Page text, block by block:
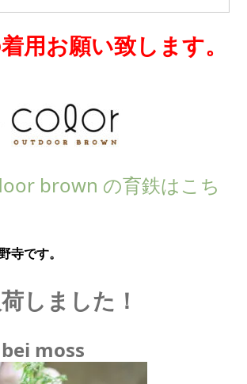
用お願い致します。
brown の育鉄はこち
寺です。
しました！
moss